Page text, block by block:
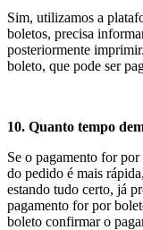
Sim, utilizamos a
boletos, precisa
posteriormente
boleto, que pode ser
10. Quanto tempo
Se o pagamento for
do pedido é mais
estando tudo certo, já
pagamento for por
boleto confirmar o